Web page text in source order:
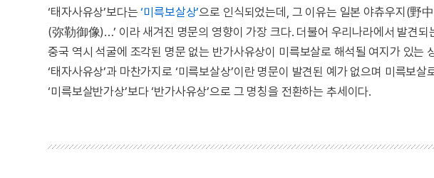
‘태자사유상’보다는‘미륵보살상’으로 인식되었는데, 그 이유는 일본 야츄우지(野
(弥勒御像)…’ 이라 새겨진 명문의 영향이 가장 크다. 더불어 우리나라에서 발견되
중국 역시 석굴에 조각된 명문 없는 반가사유상이 미륵보살로 해석될 여지가 있는
‘태자사유상’과 마찬가지로 ‘미륵보살상’이란 명문이 발견된 예가 없으며 미륵보
‘미륵보살반가상’보다 ‘반가사유상’으로 그 명칭을 전환하는 추세이다.